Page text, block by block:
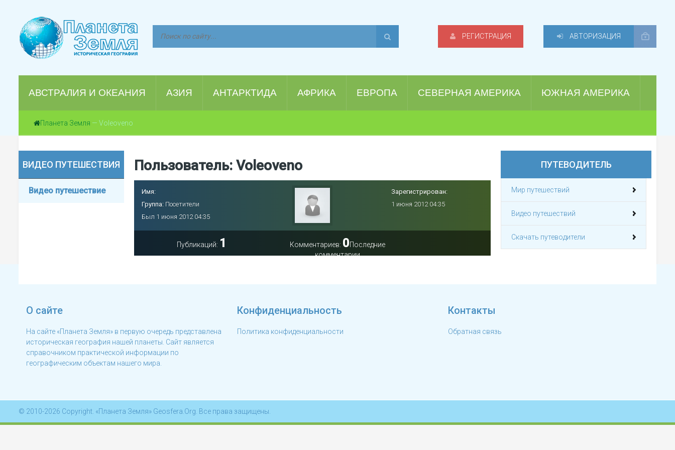
АВТОРИЗАЦИЯ
РЕГИСТРАЦИЯ
АВСТРАЛИЯ И ОКЕАНИЯ АЗИЯ АНТАРКТИДА АФРИКА ЕВРОПА СЕВЕРНАЯ АМЕРИКА ЮЖНАЯ АМЕРИКА
Планета Земля — Voleoveno
ВИДЕО ПУТЕШЕСТВИЯ
Видео путешествие
Пользователь: Voleoveno
Имя:
Группа: Посетители
Был 1 июня 2012 04:35
Зарегистрирован:
1 июня 2012 04:35
Публикаций: 1 Комментариев: 0Последние
комментарии
ПУТЕВОДИТЕЛЬ
Мир путешествий
Видео путешествий
Скачать путеводители
О сайте
На сайте «Планета Земля» в первую очередь представлена
историческая география нашей планеты. Сайт является
справочником практической информации по
географическим объектам нашего мира.
Конфиденциальность
Политика конфиденциальности
Контакты
Обратная связь
© 2010-2026 Copyright. «Планета Земля» Geosfera.Org. Все права защищены.